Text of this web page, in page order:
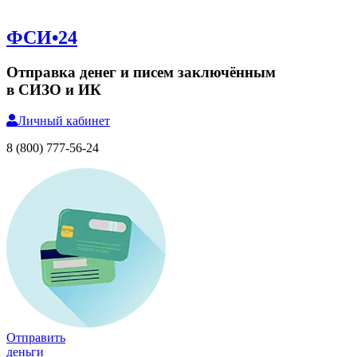
ФСИ•24
Отправка денег и писем заключённым
в СИЗО и ИК
Личный кабинет
8 (800) 777-56-24
Отправить
деньги